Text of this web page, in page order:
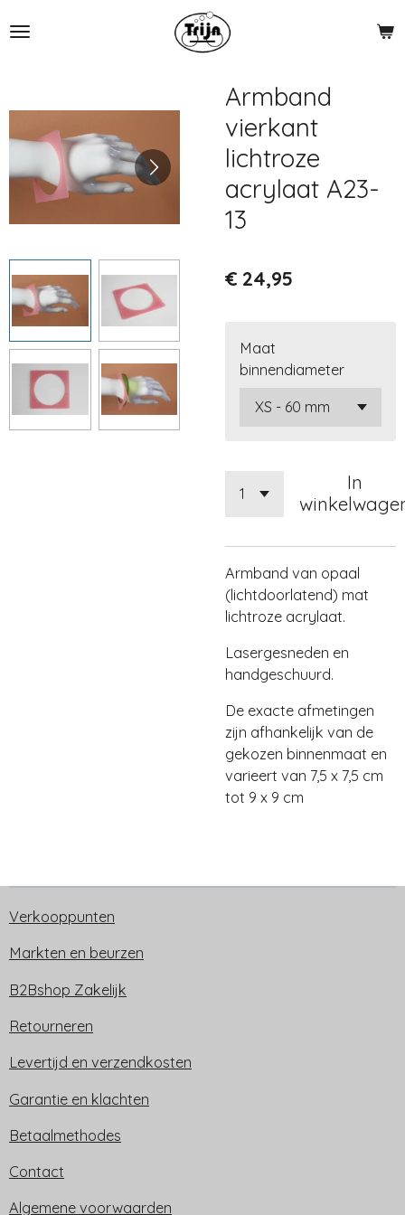
direct
Armband
vierkant
lichtroze
acrylaat A23-
13
€ 24,95
Maat
binnendiameter
In
Armband van opaal
(lichtdoorlatend) mat
lichtroze acrylaat.
Lasergesneden en
handgeschuurd.
De exacte afmetingen
zijn afhankelijk van de
gekozen binnenmaat en
varieert van 7,5 x 7,5 cm
tot 9 x 9 cm
Verkooppunten
Markten en beurzen
B2Bshop Zakelijk
Retourneren
Levertijd en verzendkosten
Garantie en klachten
Betaalmethodes
Contact
Algemene voorwaarden